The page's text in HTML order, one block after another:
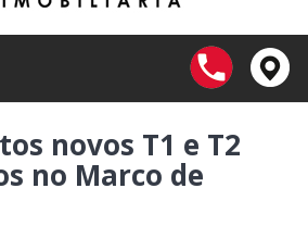
novos T1 e T2
no Marco de